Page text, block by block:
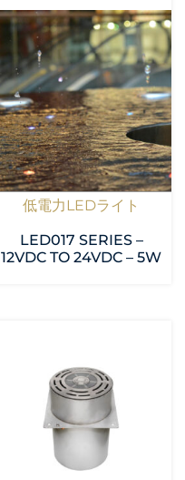
低電力LEDライト
LED017 SERIES –
12VDC TO 24VDC – 5W